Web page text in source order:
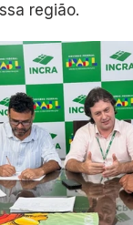
região.